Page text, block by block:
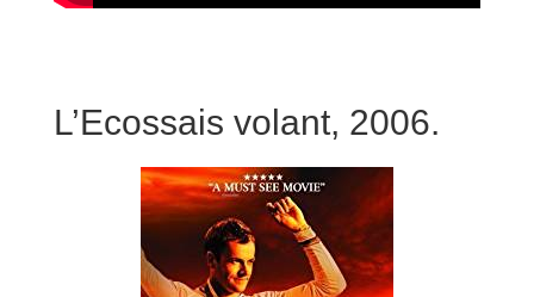
L’Ecossais volant, 2006.